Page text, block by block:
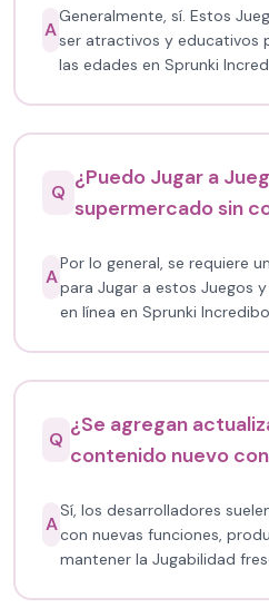
A
Generalmente, sí. Estos
ser atractivos y educativos
las edades en Sprunki
Q
¿Puedo Jugar a
supermercado sin
A
Por lo general, se requiere
para Jugar a estos Juegos
en línea en Sprunki
Q
¿Se agregan
contenido nuevo
A
Sí, los desarrolladores
con nuevas funciones,
mantener la Jugabilidad